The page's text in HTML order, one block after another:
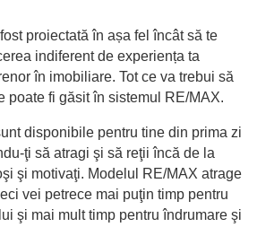
proiectată în așa fel încât să te
indiferent de experiența ta
în imobiliare. Tot ce va trebui să
poate fi găsit în sistemul RE/MAX.
disponibile pentru tine din prima zi
ţi să atragi şi să reţii încă de la
şi motivaţi. Modelul RE/MAX atrage
vei petrece mai puţin timp pentru
şi mai mult timp pentru îndrumare şi